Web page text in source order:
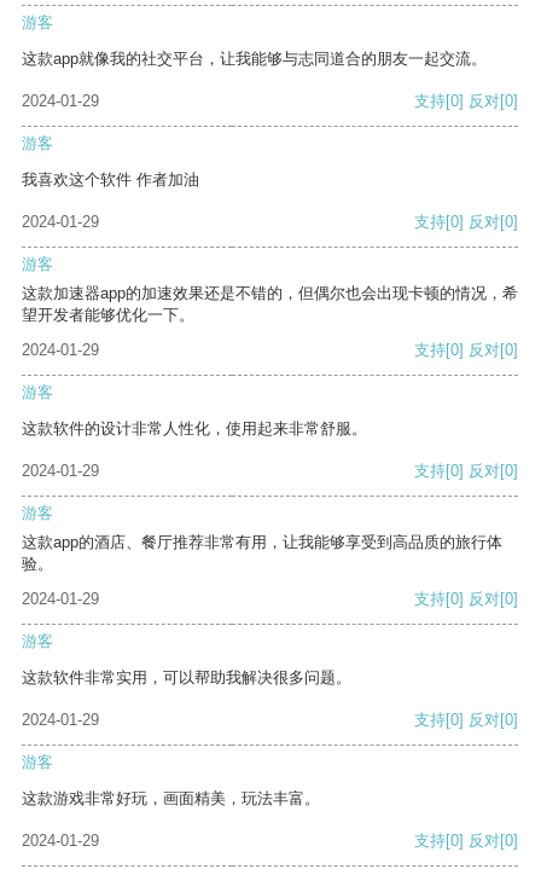
游客
这款app就像我的社交平台，让我能够与志同道合的朋友一起交流。
2024-01-29 支持[0] 反对[0]
游客
我喜欢这个软件 作者加油
2024-01-29 支持[0] 反对[0]
游客
这款加速器app的加速效果还是不错的，但偶尔也会出现卡顿的情况，希
望开发者能够优化一下。
2024-01-29
支持[0] 反对[0]
游客
这款软件的设计非常人性化，使用起来非常舒服。
2024-01-29 支持[0] 反对[0]
游客
这款app的酒店、餐厅推荐非常有用，让我能够享受到高品质的旅行体
验。
2024-01-29
支持[0] 反对[0]
游客
这款软件非常实用，可以帮助我解决很多问题。
2024-01-29 支持[0] 反对[0]
游客
这款游戏非常好玩，画面精美，玩法丰富。
2024-01-29 支持[0] 反对[0]